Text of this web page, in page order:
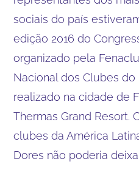
sociais do país
edição 2016 do
organizado pela
Nacional dos Clubes do
realizado na cidade de
Thermas Grand Resort.
clubes da América
Dores não poderia